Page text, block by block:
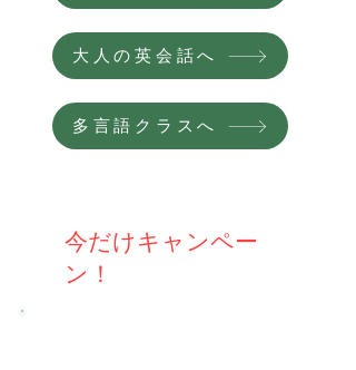
大人の英会話へ
多言語クラスへ
​今だけキャンペー
ン！